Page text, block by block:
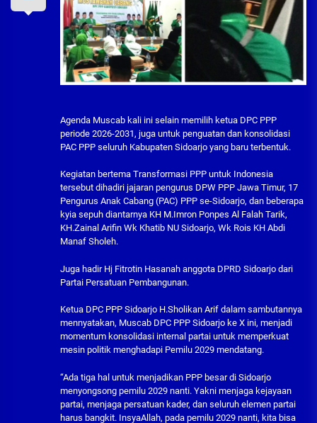
Agenda Muscab kali ini selain memilih ketua DPC PPP
periode 2026-2031, juga untuk penguatan dan konsolidasi
PAC PPP seluruh Kabupaten Sidoarjo yang baru terbentuk.
Kegiatan bertema Transformasi PPP untuk Indonesia
tersebut dihadiri jajaran pengurus DPW PPP Jawa Timur, 17
Pengurus Anak Cabang (PAC) PPP se-Sidoarjo, dan beberapa
kyia sepuh diantarnya KH M.Imron Ponpes Al Falah Tarik,
KH.Zainal Arifin Wk Khatib NU Sidoarjo, Wk Rois KH Abdi
Manaf Sholeh.
Juga hadir Hj Fitrotin Hasanah anggota DPRD Sidoarjo dari
Partai Persatuan Pembangunan.
Ketua DPC PPP Sidoarjo H.Sholikan Arif dalam sambutannya
mennyatakan, Muscab DPC PPP Sidoarjo ke X ini, menjadi
momentum konsolidasi internal partai untuk memperkuat
mesin politik menghadapi Pemilu 2029 mendatang.
“Ada tiga hal untuk menjadikan PPP besar di Sidoarjo
menyongsong pemilu 2029 nanti. Yakni menjaga kejayaan
partai, menjaga persatuan kader, dan seluruh elemen partai
harus bangkit. InsyaAllah, pada pemilu 2029 nanti, kita bisa